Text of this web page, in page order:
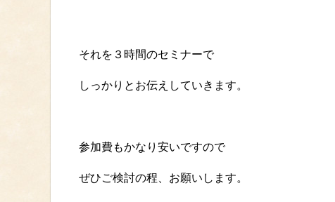
それを３時間のセミナーで
しっかりとお伝えしていきます。
参加費もかなり安いですので
ぜひご検討の程、お願いします。